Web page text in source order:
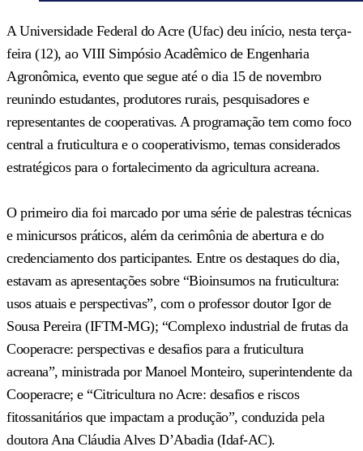
A Universidade Federal do Acre (Ufac) deu início, nesta terça-
feira (12), ao VIII Simpósio Acadêmico de Engenharia
Agronômica, evento que segue até o dia 15 de novembro
reunindo estudantes, produtores rurais, pesquisadores e
representantes de cooperativas. A programação tem como foco
central a fruticultura e o cooperativismo, temas considerados
estratégicos para o fortalecimento da agricultura acreana.
O primeiro dia foi marcado por uma série de palestras técnicas
e minicursos práticos, além da cerimônia de abertura e do
credenciamento dos participantes. Entre os destaques do dia,
estavam as apresentações sobre “Bioinsumos na fruticultura:
usos atuais e perspectivas”, com o professor doutor Igor de
Sousa Pereira (IFTM-MG); “Complexo industrial de frutas da
Cooperacre: perspectivas e desafios para a fruticultura
acreana”, ministrada por Manoel Monteiro, superintendente da
Cooperacre; e “Citricultura no Acre: desafios e riscos
fitossanitários que impactam a produção”, conduzida pela
doutora Ana Cláudia Alves D’Abadia (Idaf-AC).